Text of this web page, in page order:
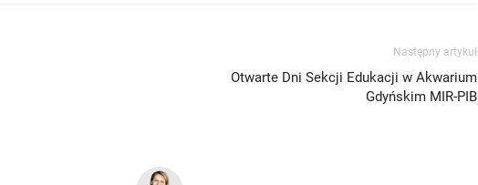
Następny artykuł
Otwarte Dni Sekcji Edukacji w Akwarium
Gdyńskim MIR-PIB